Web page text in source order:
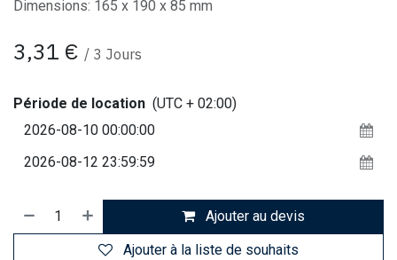
Dimensions: 165 x 190 x 85 mm
3,31 € / 3 Jours
Période de location (UTC + 02:00)
Ajouter au devis
Ajouter à la liste de souhaits